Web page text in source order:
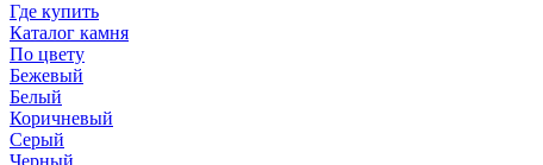
Где купить
Каталог камня
По цвету
Бежевый
Белый
Коричневый
Серый
Черный